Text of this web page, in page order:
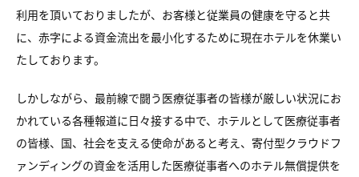
利用を頂いておりましたが、お客様と従業員の健康を守ると共
に、赤字による資金流出を最小化するために現在ホテルを休業い
たしております。
しかしながら、最前線で闘う医療従事者の皆様が厳しい状況にお
かれている各種報道に日々接する中で、ホテルとして医療従事者
の皆様、国、社会を支える使命があると考え、寄付型クラウドフ
ァンディングの資金を活用した医療従事者へのホテル無償提供を